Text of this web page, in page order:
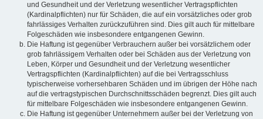
und Gesundheit und der Verletzung wesentlicher Vertragspflichten
(Kardinalpflichten) nur für Schäden, die auf ein vorsätzliches oder grob
fahrlässiges Verhalten zurückzuführen sind. Dies gilt auch für mittelbare
Folgeschäden wie insbesondere entgangenen Gewinn.
Die Haftung ist gegenüber Verbrauchern außer bei vorsätzlichem oder
grob fahrlässigem Verhalten oder bei Schäden aus der Verletzung von
Leben, Körper und Gesundheit und der Verletzung wesentlicher
Vertragspflichten (Kardinalpflichten) auf die bei Vertragsschluss
typischerweise vorhersehbaren Schäden und im übrigen der Höhe nach
auf die vertragstypischen Durchschnittsschäden begrenzt. Dies gilt auch
für mittelbare Folgeschäden wie insbesondere entgangenen Gewinn.
Die Haftung ist gegenüber Unternehmern außer bei der Verletzung von